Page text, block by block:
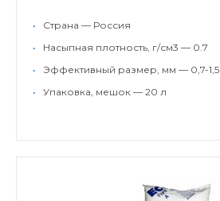
•
Страна — Россия
•
Насыпная плотность, г/см3 — 0.7
•
Эффективный размер, мм — 0,7-1,5
•
Упаковка, мешок — 20 л